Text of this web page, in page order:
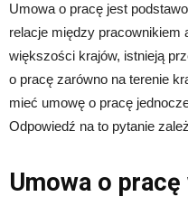
Umowa o pracę jest
relacje między pracownikiem
większości krajów, istnieją
o pracę zarówno na terenie
mieć umowę o pracę
Odpowiedź na to pytanie
Umowa o